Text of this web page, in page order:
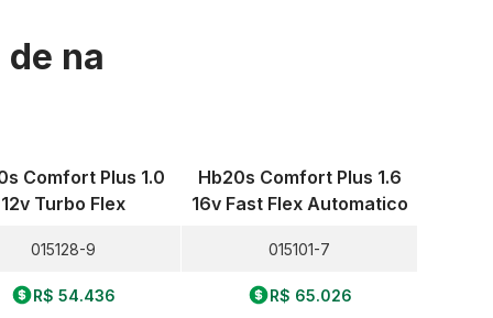
de na
Comfort Plus 1.0
12v Turbo Flex
015128-9
R$ 54.436
Hb20s Comfort Plus 1.6
16v Fast Flex Automatico
015101-7
R$ 65.026